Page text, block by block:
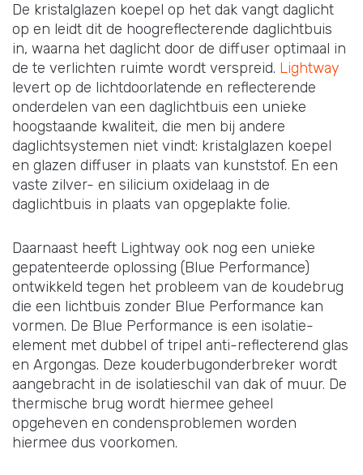
De kristalglazen koepel op het dak vangt daglicht
op en leidt dit de hoogreflecterende daglichtbuis
in, waarna het daglicht door de diffuser optimaal in
de te verlichten ruimte wordt verspreid. Lightway
levert op de lichtdoorlatende en reflecterende
onderdelen van een daglichtbuis een unieke
hoogstaande kwaliteit, die men bij andere
daglichtsystemen niet vindt: kristalglazen koepel
en glazen diffuser in plaats van kunststof. En een
vaste zilver- en silicium oxidelaag in de
daglichtbuis in plaats van opgeplakte folie.
Daarnaast heeft Lightway ook nog een unieke
gepatenteerde oplossing (Blue Performance)
ontwikkeld tegen het probleem van de koudebrug
die een lichtbuis zonder Blue Performance kan
vormen. De Blue Performance is een isolatie-
element met dubbel of tripel anti-reflecterend glas
en Argongas. Deze kouderbugonderbreker wordt
aangebracht in de isolatieschil van dak of muur. De
thermische brug wordt hiermee geheel
opgeheven en condensproblemen worden
hiermee dus voorkomen.